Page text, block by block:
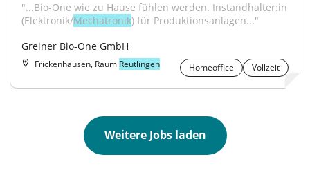
"...Bio-One wie zu Hause fühlen werden. Instandhalter:in
(Elektronik/Mechatronik) für Produktionsanlagen..."
Greiner Bio-One GmbH
Frickenhausen, Raum Reutlingen Homeoffice Vollzeit
Weitere Jobs laden